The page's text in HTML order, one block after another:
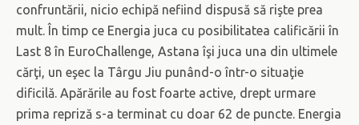
confruntării, nicio echipă nefiind dispusă să rişte prea
mult. În timp ce Energia juca cu posibilitatea calificării în
Last 8 în EuroChallenge, Astana îşi juca una din ultimele
cărţi, un eşec la Târgu Jiu punând-o într-o situaţie
dificilă. Apărările au fost foarte active, drept urmare
prima repriză s-a terminat cu doar 62 de puncte. Energia